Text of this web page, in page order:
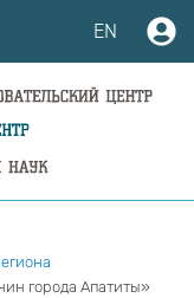
EN
города Апатиты»